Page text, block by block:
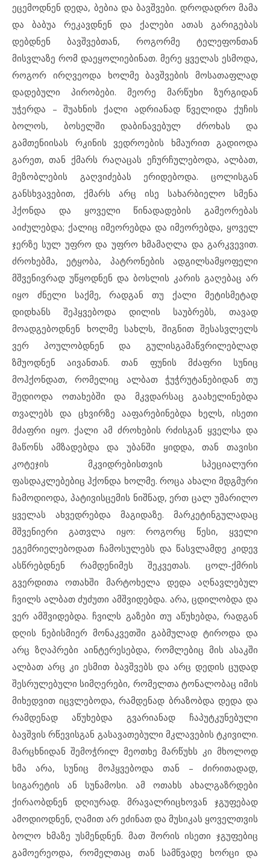
ეცემოდნენ დედა, ბებია და ბავშვები. დროდადრო მამა
და ბაბუა რეკავდნენ და ქალები ათას გარიგებას
დებდნენ ბავშვებთან, როგორმე ტელეფონთან
მისვლაზე რომ დაეყოლიებინათ. მერე ყველას ესმოდა,
როგორ ირღვეოდა ხოლმე ბავშვების მოსათაფლად
დადებული პირობები. მეორე მარწუხი ზურგიდან
უჭერდა – შუახნის ქალი ადრიანად წველიდა ქუჩის
ბოლოს, ბოსელში დაბინავებულ ძროხას და
გამთენიისას რკინის ვედროების ხმაურით გადიოდა
გარეთ, თან ქმარს რაღაცას ეჩურჩულებოდა, ალბათ,
მეზობლების გაღვიძებას ერიდებოდა. ცოლისგან
განსხვავებით, ქმარს არც ისე სახარბიელო სმენა
ჰქონდა და ყოველი წინადადების გამეორებას
აიძულებდა; ქალიც იმეორებდა და იმეორებდა, ყოველ
ჯერზე სულ უფრო და უფრო ხმამაღლა და გარკვევით.
ძროხებმა, ეტყობა, პატრონების ადგილსამყოფელი
მშვენივრად უწყოდნენ და ბოსლის კარის გაღებაც არ
იყო ძნელი საქმე, რადგან თუ ქალი მეტისმეტად
დიდხანს შეჰყვებოდა დილის საუბრებს, თავად
მოადგებოდნენ ხოლმე სახლს, შიგნით შესასვლელს
ვერ პოულობდნენ და გულისგამაწვრილებლად
ზმუოდნენ აივანთან. თან ფუნის მძაფრი სუნიც
მოჰქონდათ, რომელიც ალბათ ჭუჭრუტანებიდან თუ
შედიოდა ოთახებში და მკვდარსაც გაახელინებდა
თვალებს და ცხვირზე ააფარებინებდა ხელს, ისეთი
მძაფრი იყო. ქალი ამ ძროხების რძისგან ყველსა და
მაწონს ამზადებდა და უბანში ყიდდა, თან თავისი
კოტეჯის მკვიდრებისთვის სპეციალური
ფასდაკლებებიც ჰქონდა ხოლმე. როცა ახალი მდგმური
ჩამოდიოდა, პატივისცემის ნიშნად, ერთ ცალ უმარილო
ყველას ახვედრებდა მაგიდაზე. მარკეტინგულადაც
მშვენიერი გათვლა იყო: როგორც წესი, ყველი
ეგემრიელებოდათ ჩამოსულებს და წასვლამდე კიდევ
ასწრებდნენ რამდენიმეს შეკვეთას. ცოლ-ქმრის
გვერდითა ოთახში მარტოხელა დედა აღნავლებულ
ჩვილს ალბათ ძუძუთი ამშვიდებდა. არა, ცდილობდა და
ვერ ამშვიდებდა. ჩვილს გაზები თუ აწუხებდა, რადგან
დღის ნებისმიერ მონაკვეთში გაბმულად ტიროდა და
არც ზღაპრები აინტერესებდა, რომლებიც მის ასაკში
ალბათ არც კი ესმით ბავშვებს და არც დედის ცუდად
შესრულებული სიმღერები, რომელთა ტონალობაც იმის
მიხედვით იცვლებოდა, რამდენად ბრაზობდა დედა და
რამდენად აწუხებდა გვარიანად ჩაპუტკუნებული
ბავშვის რწევისგან გასავათებული მკლავების ტკივილი.
მარცხნიდან შემოჭრილ მეოთხე მარწუხს კი მხოლოდ
ხმა არა, სუნიც მოჰყვებოდა თან – ძირითადად,
სიგარეტის ან სუნამოსი. ამ ოთახს ახალგაზრდები
ქირაობდნენ დღიურად. მრავალრიცხოვან ჯგუფებად
ამოდიოდნენ, ღამით არ ეძინათ და მუსიკას ყოველთვის
ბოლო ხმაზე უსმენდნენ. მათ შორის ისეთი ჯგუფებიც
გამოერეოდა, რომელთაც თან სამწვადე ხორცი და